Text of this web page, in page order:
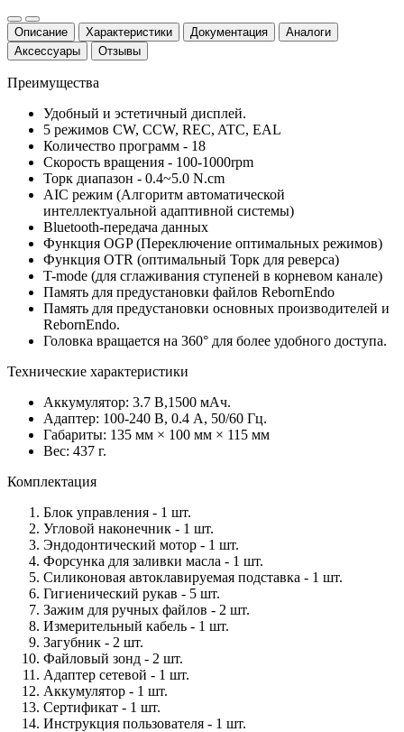
Описание Характеристики Документация
Аналоги
Аксессуары
Отзывы
Преимущества
Удобный и эстетичный дисплей.
5 режимов CW, CCW, REC, ATC, EAL
Количество программ - 18
Скорость вращения - 100-1000rpm
Торк диапазон - 0.4~5.0 N.cm
AIC режим (Алгоритм автоматической
интеллектуальной адаптивной системы)
Bluetooth-передача данных
Функция OGP (Переключение оптимальных режимов)
Функция OTR (оптимальный Торк для реверса)
T-mode (для сглаживания ступеней в корневом канале)
Память для предустановки файлов RebornEndo
Память для предустановки основных производителей и
RebornEndo.
Головка вращается на 360° для более удобного доступа.
Технические характеристики
Аккумулятор: 3.7 В,1500 мАч.
Адаптер: 100-240 В, 0.4 А, 50/60 Гц.
Габариты: 135 мм × 100 мм × 115 мм
Вес: 437 г.
Комплектация
Блок управления - 1 шт.
Угловой наконечник - 1 шт.
Эндодонтический мотор - 1 шт.
Форсунка для заливки масла - 1 шт.
Силиконовая автоклавируемая подставка - 1 шт.
Гигиенический рукав - 5 шт.
Зажим для ручных файлов - 2 шт.
Измерительный кабель - 1 шт.
Загубник - 2 шт.
Файловый зонд - 2 шт.
Адаптер сетевой - 1 шт.
Аккумулятор - 1 шт.
Сертификат - 1 шт.
Инструкция пользователя - 1 шт.